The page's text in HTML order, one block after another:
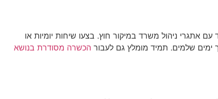
אתגרי ניהול משרד במיקור חוץ. בצעו שיחות יומיות או
ימים שלמים. תמיד מומלץ גם לעבור הכשרה מסודרת בנושא